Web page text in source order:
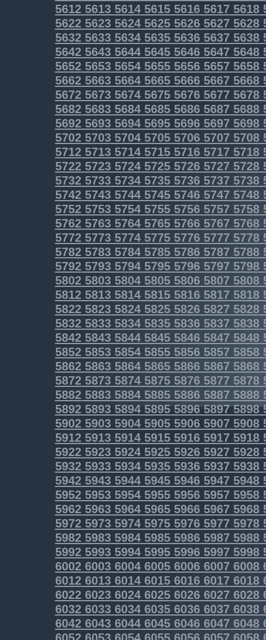
5612561356145615561656175618
5622562356245625562656275628
5632563356345635563656375638
5642564356445645564656475648
5652565356545655565656575658
5662566356645665566656675668
5672567356745675567656775678
5682568356845685568656875688
5692569356945695569656975698
5702570357045705570657075708
5712571357145715571657175718
5722572357245725572657275728
5732573357345735573657375738
5742574357445745574657475748
5752575357545755575657575758
576257635764576557665767 5768
577257735774577557765777 5778
578257835784578557865787 5788
579257935794579557965797 5798
580258035804580558065807 5808
581258135814581558165817 5818
582258235824582558265827 5828
583258335834583558365837 5838
584258435844584558465847 5848
585258535854585558565857 5858
586258635864586558665867 5868
587258735874587558765877 5878
588258835884588558865887 5888
5892589358945895589658975898
5902590359045905590659075908
5912591359145915591659175918
5922592359245925592659275928
5932593359345935593659375938
5942594359445945594659475948
5952595359545955595659575958
5962596359645965596659675968
5972597359745975597659775978
5982598359845985598659875988
5992599359945995599659975998
6002600360046005600660076008
6012601360146015601660176018
6022602360246025602660276028
603260336034603560366037 6038
604260436044604560466047 6048